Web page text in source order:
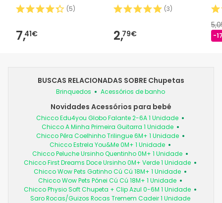
(5)
7,41€
(3)
2,79€ -
BUSCAS RELACIONADAS SOBRE Chupetas
Brinquedos Acessórios de banho
Novidades Acessórios para bebé
Chicco Edu4you Globo Falante 2-6A 1 Unidade
Chicco A Minha Primeira Guitarra 1 Unidade
Chicco Pêra Coelhinho Trilingue 6M+ 1 Unidade
Chicco Estrela You&Me 0M+ 1 Unidade
Chicco Peluche Ursinho Quentinho 0M+ 1 Unidade
Chicco First Dreams Doce Ursinho 0M+ Verde 1 Unidade
Chicco Wow Pets Gatinho Cú Cú 18M+ 1 Unidade
Chicco Wow Pets Pónei Cú Cú 18M+ 1 Unidade
Chicco Physio Soft Chupeta + Clip Azul 0-6M 1 Unidade
Saro Rocas/Guizos Rocas Tremem Cadeir 1 Unidade